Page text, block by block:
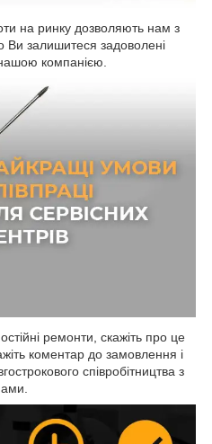
на ринку дозволяють нам з
Ви залишитеся задоволені
компанією.
ремонти, скажіть про це
коментар до замовлення і
співробітництва з